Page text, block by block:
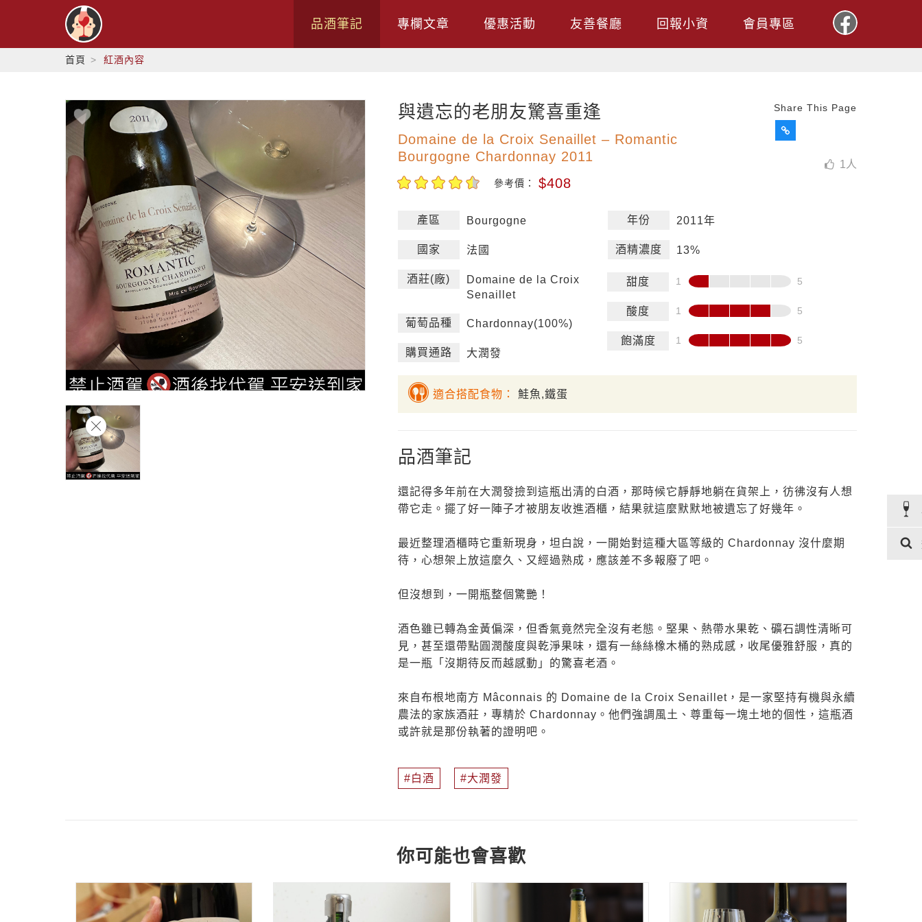
品酒筆記 專欄文章 優惠活動 友善餐廳 回報小資 會員專區
首頁 紅酒內容
Share This Page
1 人
與遺忘的老朋友驚喜重逢
Domaine de la Croix Senaillet – Romantic
Bourgogne Chardonnay 2011
參考價： $408
產區 Bourgogne
國家 法國
酒莊(廠)
Domaine de la Croix
Senaillet
葡萄品種 Chardonnay(100%)
購買通路 大潤發
年份 2011年
酒精濃度 13%
甜度
酸度
飽滿度
適合搭配食物： 鮭魚,鐵蛋
品酒筆記
還記得多年前在大潤發撿到這瓶出清的白酒，那時候它靜靜地躺在貨架上，彷彿沒有人想
帶它走。擺了好一陣子才被朋友收進酒櫃，結果就這麼默默地被遺忘了好幾年。
最近整理酒櫃時它重新現身，坦白說，一開始對這種大區等級的 Chardonnay 沒什麼期
待，心想架上放這麼久、又經過熟成，應該差不多報廢了吧。
但沒想到，一開瓶整個驚艷！
酒色雖已轉為金黃偏深，但香氣竟然完全沒有老態。堅果、熱帶水果乾、礦石調性清晰可
見，甚至還帶點圓潤酸度與乾淨果味，還有一絲絲橡木桶的熟成感，收尾優雅舒服，真的
是一瓶「沒期待反而越感動」的驚喜老酒。
來自布根地南方 Mâconnais 的 Domaine de la Croix Senaillet，是一家堅持有機與永續
農法的家族酒莊，專精於 Chardonnay。他們強調風土、尊重每一塊土地的個性，這瓶酒
或許就是那份執著的證明吧。
白酒 大潤發
你可能也會喜歡